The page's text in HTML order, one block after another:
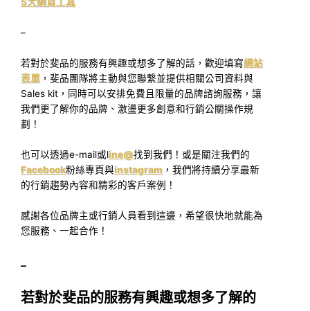
–
若對於斐品的服務有興趣或想多了解的話，歡迎填寫網站
表單 ，斐品團隊將主動與您聯繫並提供相關公司資料與
Sales kit，同時可以安排免費且限量的品牌諮詢服務，讓
我們更了解你的品牌、激盪更多創意和行銷公關操作規
劃！
也可以透過e-mail或line@找到我們！或是關注我們的
Facebook粉絲專頁與instagram ，我們將持續分享最新
的行銷趨勢內容和精彩的客戶案例！
感謝各位品牌主或行銷人員看到這邊，希望很快地就能為
您服務、一起合作！
–
若對於斐品的服務有興趣或想多了解的